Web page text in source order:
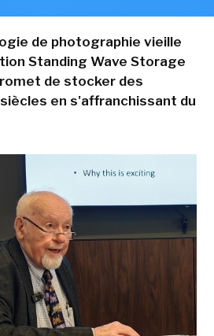
de photographie vieille
Standing Wave Storage
de stocker des
en s'affranchissant du